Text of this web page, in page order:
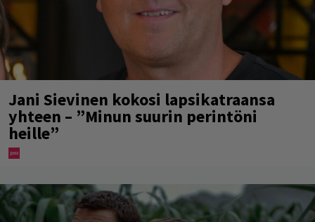
Jani Sievinen kokosi lapsikatraansa
yhteen – ”Minun suurin perintöni
heille”